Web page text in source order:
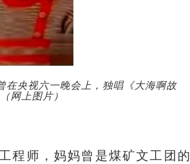
在央视六一晚会上，独唱《大海啊故
网上图片）
师，妈妈曾是煤矿文工团的